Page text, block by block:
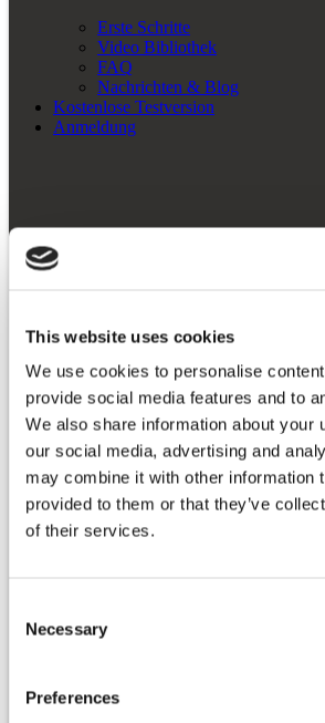
This website uses cookies
We use cookies to personalise
provide social media features and to
We also share information about your
our social media, advertising and
may combine it with other information
provided to them or that they’ve
of their services.
Selection
Necessary
Preferences
Erste Schritte
Video Bibliothek
FAQ
Nachrichten & Blog
Kostenlose Testversion
Anmeldung